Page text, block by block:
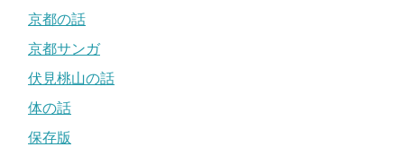
京都の話
京都サンガ
伏見桃山の話
体の話
保存版